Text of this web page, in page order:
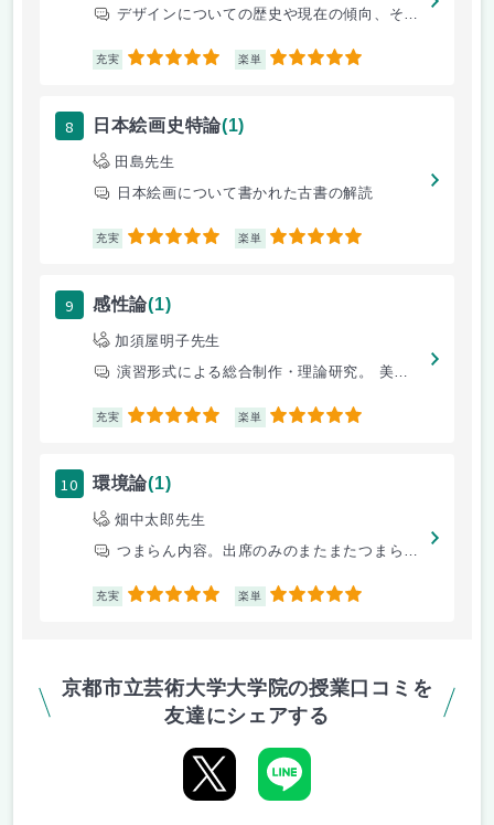
デザインについての歴史や現在の傾向、そしてこれからのデザイン
充実 5 楽単 5
8 日本絵画史特論(1)
田島先生
日本絵画について書かれた古書の解読
充実 5 楽単 5
9 感性論(1)
加須屋明子先生
演習形式による総合制作・理論研究。 美術・芸術理論上の諸問題に関して一
充実 5 楽単 5
10 環境論(1)
畑中太郎先生
つまらん内容。出席のみのまたまたつまらん内容
充実 5 楽単 5
京都市立芸術大学大学院の授業口コミを
友達にシェアする